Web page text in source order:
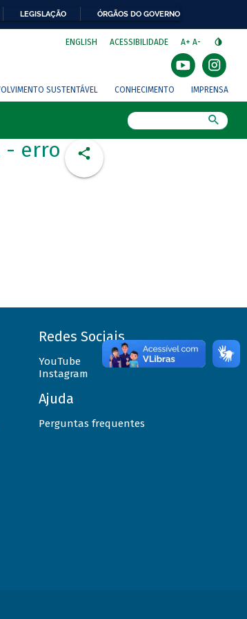
LEGISLAÇÃO ÓRGÃOS DO GOVERNO
ENGLISH ACESSIBILIDADE A+ A-
SUSTENTÁVEL CONHECIMENTO IMPRENSA
- erro
Redes Sociais
YouTube
Instagram
Ajuda
Perguntas frequentes